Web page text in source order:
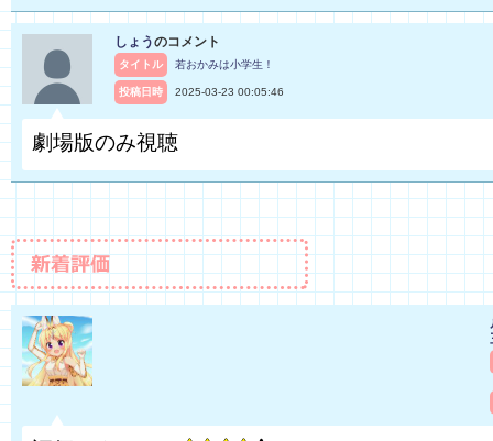
しょうのコメント
タイトル 若おかみは小学生！
投稿日時 2025-03-23 00:05:46
劇場版のみ視聴